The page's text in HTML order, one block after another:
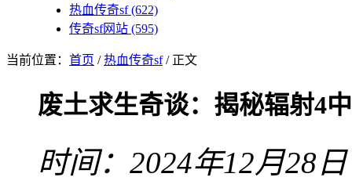
热血传奇sf(622)
传奇sf网站 (595)
当前位置： 首页 /热血传奇sf/ 正文
废土求生奇谈：揭秘辐射4
时间：2024年12月28